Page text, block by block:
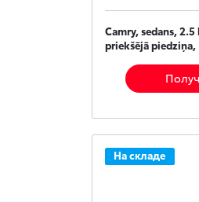
Camry, sedans,
priekšējā piedziņa,
На складе